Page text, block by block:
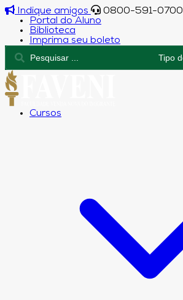
Indique amigos
0800-591-0700
Portal do Aluno
Biblioteca
Imprima seu boleto
Cursos